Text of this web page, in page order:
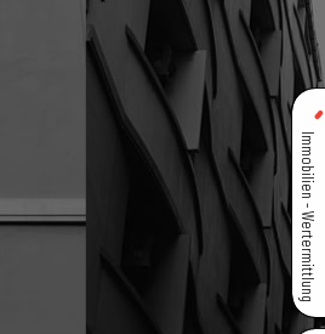
Immobilien - Wertermittlung